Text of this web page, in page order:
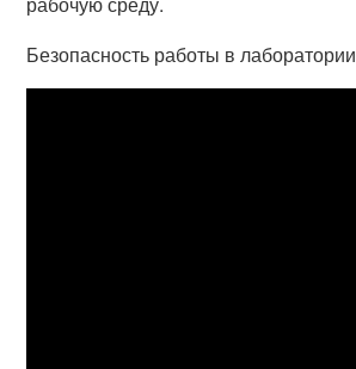
Безопасность работы в лаборатории